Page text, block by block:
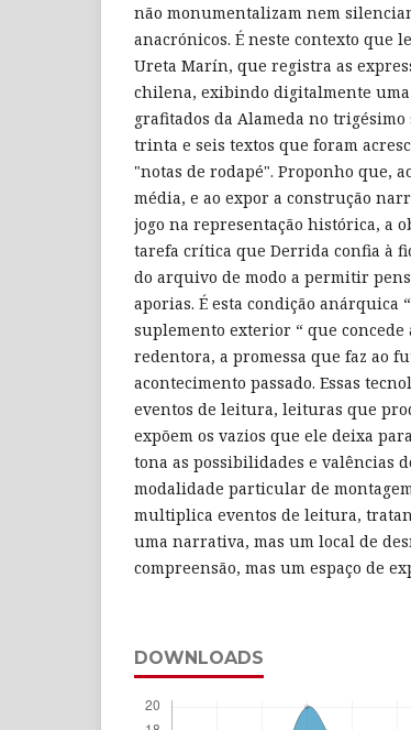
não monumentalizam nem
anacrónicos. É neste contexto que
Ureta Marín, que registra as
chilena, exibindo digitalmente
grafitados da Alameda no
trinta e seis textos que foram
"notas de rodapé". Proponho que,
média, e ao expor a construção
jogo na representação histórica, a
tarefa crítica que Derrida confia à
do arquivo de modo a permitir
aporias. É esta condição anárquica
suplemento exterior “ que
redentora, a promessa que faz ao
acontecimento passado. Essas
eventos de leitura, leituras que
expõem os vazios que ele deixa
tona as possibilidades e valências
modalidade particular de
multiplica eventos de leitura,
uma narrativa, mas um local de
compreensão, mas um espaço de
DOWNLOADS